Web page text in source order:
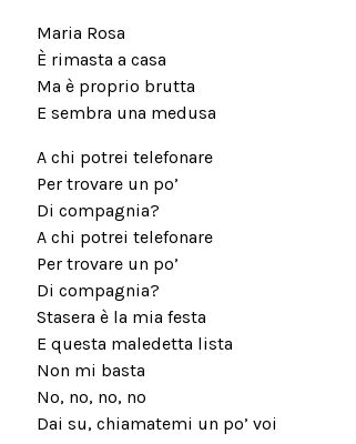
Maria Rosa
È rimasta a casa
Ma è proprio brutta
E sembra una medusa
A chi potrei telefonare
Per trovare un po’
Di compagnia?
A chi potrei telefonare
Per trovare un po’
Di compagnia?
Stasera è la mia festa
E questa maledetta lista
Non mi basta
No, no, no, no
Dai su, chiamatemi un po’ voi